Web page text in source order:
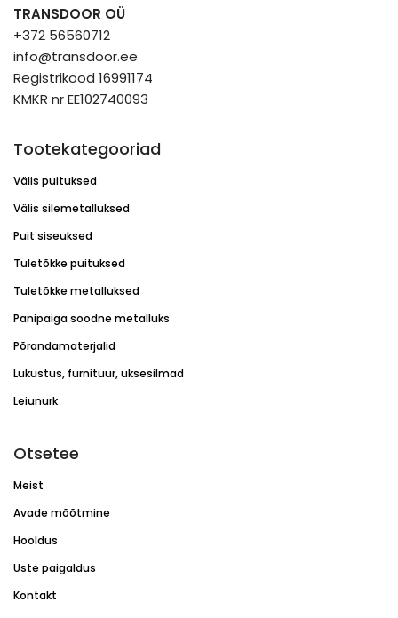
TRANSDOOR OÜ
+372 56560712
info@transdoor.ee
Registrikood 16991174
KMKR nr EE102740093
Tootekategooriad
Välis puituksed
Välis silemetalluksed
Puit siseuksed
Tuletõkke puituksed
Tuletõkke metalluksed
Panipaiga soodne metalluks
Põrandamaterjalid
Lukustus, furnituur, uksesilmad
Leiunurk
Otsetee
Meist
Avade mõõtmine
Hooldus
Uste paigaldus
Kontakt